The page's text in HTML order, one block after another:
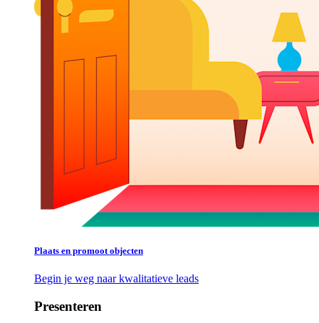
Plaats en promoot objecten
Begin je weg naar kwalitatieve leads
Presenteren